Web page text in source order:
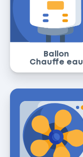
Ballon
Chauffe eau